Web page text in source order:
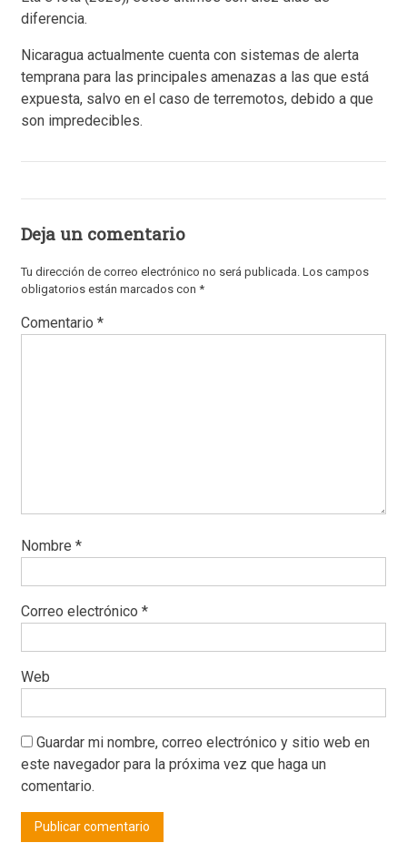
diferencia.
Nicaragua actualmente cuenta con sistemas de alerta
temprana para las principales amenazas a las que está
expuesta, salvo en el caso de terremotos, debido a que
son impredecibles.
Deja un comentario
Tu dirección de correo electrónico no será publicada. Los campos
obligatorios están marcados con *
Comentario *
Nombre *
Correo electrónico *
Web
Guardar mi nombre, correo electrónico y sitio web en
este navegador para la próxima vez que haga un
comentario.